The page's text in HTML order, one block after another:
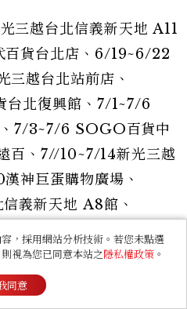
三越台北信義新天地 A11
貨台北店、6/19~6/22
越台北站前店、
北復興館、7/1~7/6
7/3~7/6 SOGO百貨中
百、7//10~7/14新光三越
神巨蛋購物廣場、
義新天地 A8館、
28遠東百貨桃園
桃園站前店、7/31~8/3統
4台中大遠百、
天地、8/7~8/10新光三
，採用網站分析技術。若您未點選
視為您已同意本站之隱私權政策 。
同意